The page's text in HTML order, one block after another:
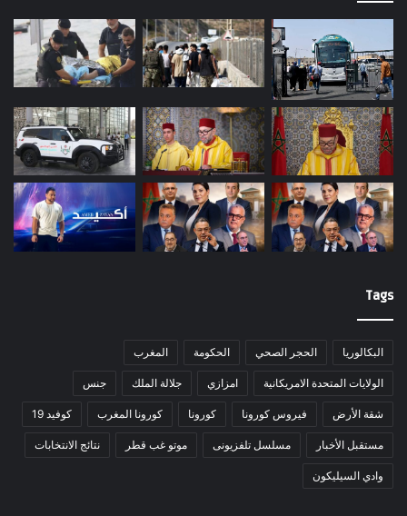
Tags
البكالوريا الحجر الصحي الحكومة المغرب
الولايات المتحدة الامريكانية امزازي جلالة الملك جنس
شقة الأرض فيروس كورونا كورونا كورونا المغرب كوفيد 19
مستقبل الأخبار مسلسل تلفزيونى موتو غب قطر نتائج الانتخابات
وادي السيليكون